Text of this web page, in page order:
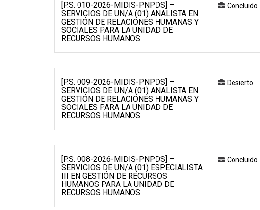
[P.S. 010-2026-MIDIS-PNPDS] –
SERVICIOS DE UN/A (01) ANALISTA EN
GESTIÓN DE RELACIONES HUMANAS Y
SOCIALES PARA LA UNIDAD DE
RECURSOS HUMANOS
Concluido
[P.S. 009-2026-MIDIS-PNPDS] –
SERVICIOS DE UN/A (01) ANALISTA EN
GESTIÓN DE RELACIONES HUMANAS Y
SOCIALES PARA LA UNIDAD DE
RECURSOS HUMANOS
Desierto
[P.S. 008-2026-MIDIS-PNPDS] –
SERVICIOS DE UN/A (01) ESPECIALISTA
III EN GESTIÓN DE RECURSOS
HUMANOS PARA LA UNIDAD DE
RECURSOS HUMANOS
Concluido